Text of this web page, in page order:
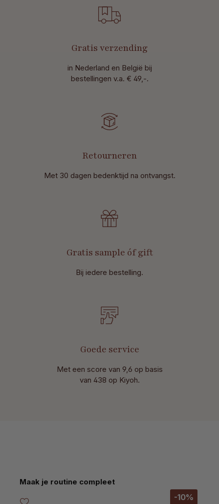
Gratis verzending
in Nederland en België bij
bestellingen v.a. € 49,-.
Retourneren
Met 30 dagen bedenktijd na ontvangst.
Gratis sample óf gift
Bij iedere bestelling.
Goede service
Met een score van 9,6 op basis
van 438 op Kiyoh.
Productgalerij overslaan
Maak je routine compleet
-10%